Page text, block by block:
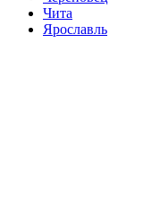
Чита
Ярославль